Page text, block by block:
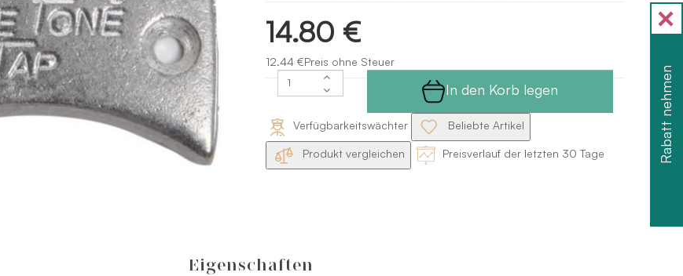
14.80 €
12.44 €Preis ohne Steuer
In den Korb legen
Verfügbarkeitswächter Beliebte Artikel
Produkt vergleichen Preisverlauf der letzten 30 Tage
Eigenschaften
Rabatt nehmen